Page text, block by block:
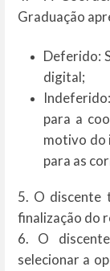
Graduação
Deferido:
digital;
para a
motivo do
para as
5. O discente
finalização do
6. O
selecionar a